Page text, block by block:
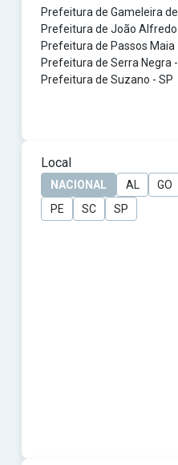
Prefeitura de Gameleira de
Prefeitura de João Alfredo
Prefeitura de Passos Maia
Prefeitura de Serra Negra
Prefeitura de Suzano - SP
Local
NACIONAL AL GO
PE
SC SP